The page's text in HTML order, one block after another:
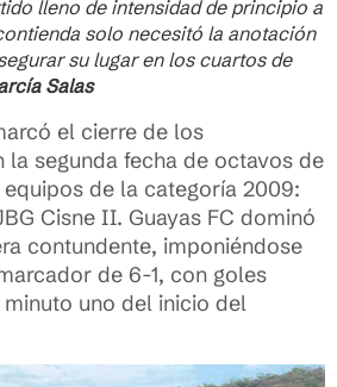
lleno de intensidad de principio a
solo necesitó la anotación
su lugar en los cuartos de
Salas
el cierre de los
la segunda fecha de octavos de
de la categoría 2009:
Cisne II. Guayas FC dominó
contundente, imponiéndose
de 6-1, con goles
uno del inicio del